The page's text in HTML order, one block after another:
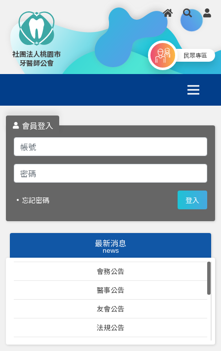
社團法人桃園市
牙醫師公會
民眾專區
會員登入
登入
忘記密碼
最新消息
news
會務公告
醫事公告
友會公告
法規公告
口衛專案計畫